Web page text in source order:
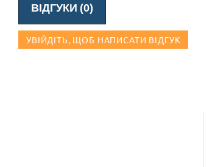
ВІДГУКИ (0)
УВІЙДІТЬ, ЩОБ НАПИСАТИ ВІДГУК